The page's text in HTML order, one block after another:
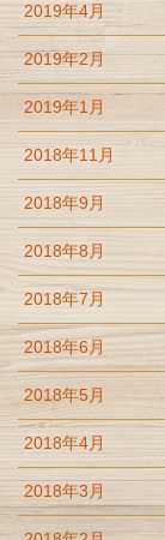
2019年4月
2019年2月
2019年1月
2018年11月
2018年9月
2018年8月
2018年7月
2018年6月
2018年5月
2018年4月
2018年3月